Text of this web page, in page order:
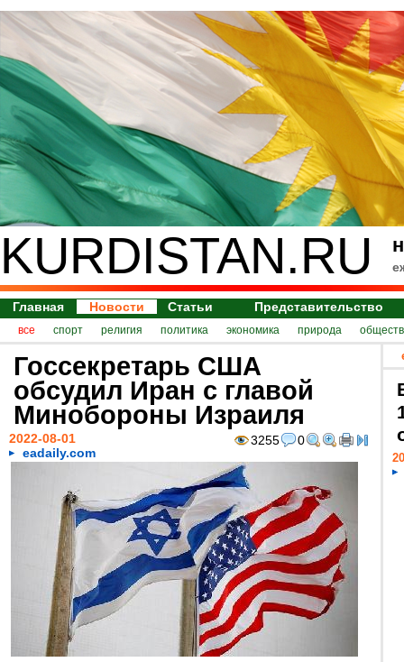
KURDISTAN.RU
Главная Новости Статьи Представительство
все спорт религия политика экономика природа
Госсекретарь США
обсудил Иран с главой
Минобороны Израиля
3255 0
2022-08-01
eadaily.com